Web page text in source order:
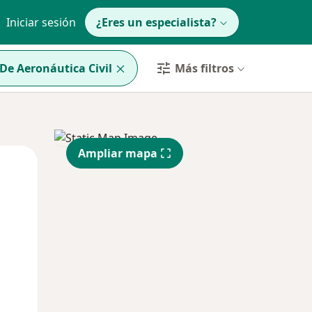
Iniciar sesión ¿Eres un especialista?
Aeronáutica Civil Más filtros
Mié Jue
Ampliar mapa